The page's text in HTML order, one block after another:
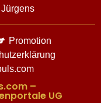
Promotion
–
UG​